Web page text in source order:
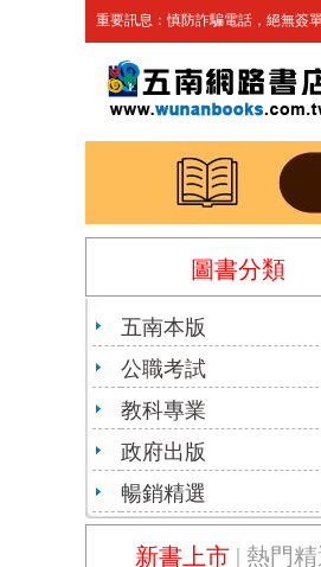
重要訊息：慎防詐騙電話，絕無簽
圖書分類
五南本版
公職考試
教科專業
政府出版
暢銷精選
新書上市 | 熱門精